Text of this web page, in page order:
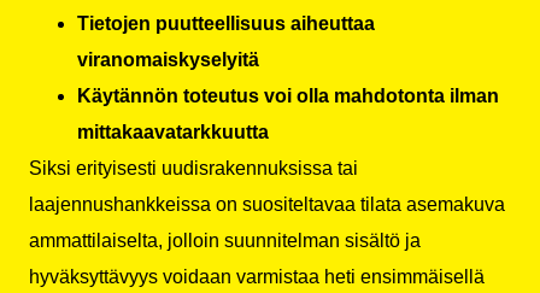
Tietojen puutteellisuus aiheuttaa
viranomaiskyselyitä
Käytännön toteutus voi olla mahdotonta ilman
mittakaavatarkkuutta
Siksi erityisesti uudisrakennuksissa tai
laajennushankkeissa on suositeltavaa tilata asemakuva
ammattilaiselta, jolloin suunnitelman sisältö ja
hyväksyttävyys voidaan varmistaa heti ensimmäisellä